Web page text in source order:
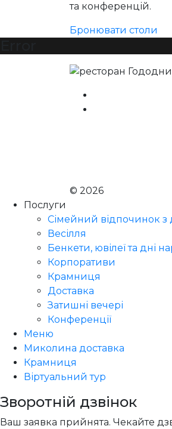
та конференцій.
Бронювати столи
© 2026
Послуги
Сімейний відпочинок з
Весілля
Бенкети, ювілеї та дні
Корпоративи
Крамниця
Доставка
Затишні вечері
Конференції
Меню
Миколина доставка
Крамниця
Віртуальний тур
Зворотній дзвінок
Ваш заявка прийнята. Чекайте